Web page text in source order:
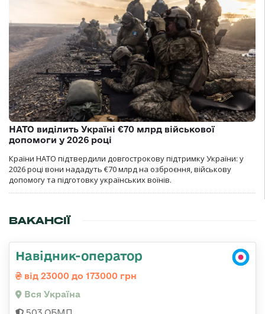
НАТО виділить Україні €70 млрд військової
допомоги у 2026 році
Країни НАТО підтвердили довгострокову підтримку України: у
2026 році вони нададуть €70 млрд на озброєння, військову
допомогу та підготовку українських воїнів.
ВАКАНСІЇ
Навідник-оператор
від 23000 до 173000 грн
Вся Україна